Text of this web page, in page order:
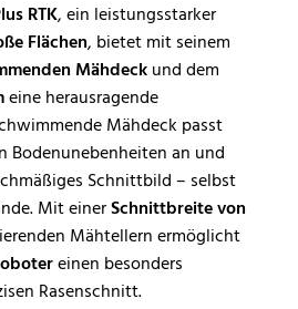
RTK, ein leistungsstarker
Flächen, bietet mit seinem
Mähdeckund dem
eine herausragende
Mähdeck passt
Bodenunebenheiten an und
Schnittbild – selbst
Mit einerSchnittbreite von
Mähtellern ermöglicht
einen besonders
Rasenschnitt.